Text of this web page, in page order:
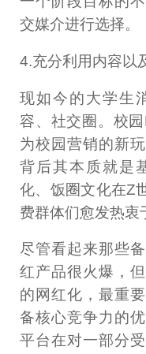
交媒介进行选择。
4.充分利用内容以
现如今的大学生
容、社交圈。校
为校园营销的新
背后其本质就是
化、饭圈文化在Z
费群体们愈发热衷
尽管看起来那些
红产品很火爆，
的网红化，最重
备核心竞争力的
平台在对一部分